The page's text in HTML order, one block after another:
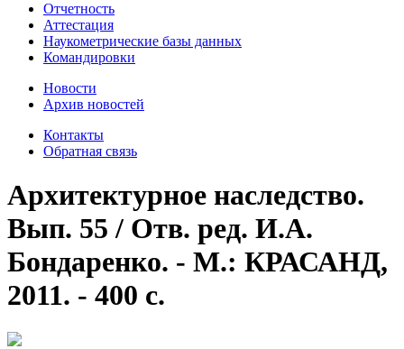
Отчетность
Аттестация
Наукометрические базы данных
Командировки
Новости
Архив новостей
Контакты
Обратная связь
Архитектурное наследство.
Вып. 55 / Отв. ред. И.А.
Бондаренко. - М.: КРАСАНД,
2011. - 400 с.